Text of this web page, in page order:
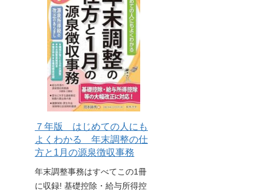
７年版 はじめての人にも
よくわかる 年末調整の仕
方と1月の源泉徴収事務
年末調整事務はすべてこの1冊
に収録! 基礎控除・給与所得控